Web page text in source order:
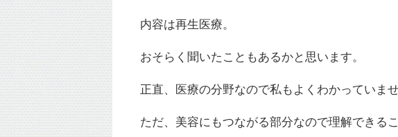
内容は再生医療。
おそらく聞いたこともあるかと思います。
正直、医療の分野なので私もよくわかっていま
ただ、美容にもつながる部分なので理解できる